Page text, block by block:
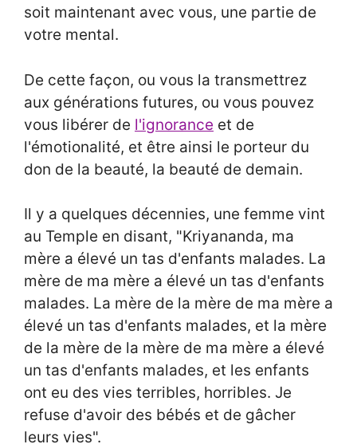
soit maintenant avec vous, une partie de
votre mental.
De cette façon, ou vous la transmettrez
aux générations futures, ou vous pouvez
vous libérer de l'ignorance et de
l'émotionalité, et être ainsi le porteur du
don de la beauté, la beauté de demain.
Il y a quelques décennies, une femme vint
au Temple en disant, "Kriyananda, ma
mère a élevé un tas d'enfants malades. La
mère de ma mère a élevé un tas d'enfants
malades. La mère de la mère de ma mère a
élevé un tas d'enfants malades, et la mère
de la mère de la mère de ma mère a élevé
un tas d'enfants malades, et les enfants
ont eu des vies terribles, horribles. Je
refuse d'avoir des bébés et de gâcher
leurs vies".